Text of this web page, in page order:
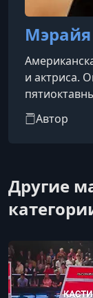
и актриса.
Автор
Другие